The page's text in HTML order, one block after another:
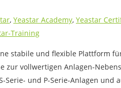
, Yeastar Academy, Yeastar
Training
stabile und flexible Plattform
zur vollwertigen Anlagen-
und P-Serie-Anlagen